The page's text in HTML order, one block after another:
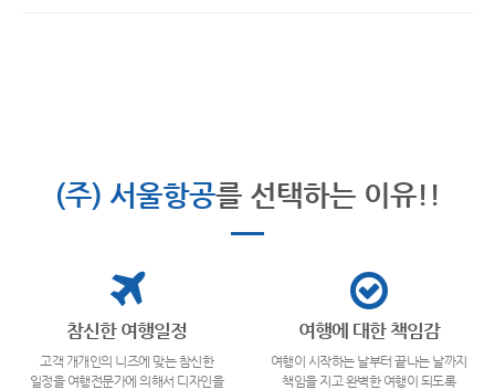
(주) 서울항공를 선택하는 이유!!
참신한 여행일정
고객 개개인의 니즈에 맞는 참신한
일정을 여행전문가에 의해서 디자인을
여행에 대한 책임감
여행이 시작하는 날부터 끝나는 날까지
책임을 지고 완벽한 여행이 되도록